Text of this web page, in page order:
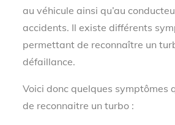
au véhicule ainsi qu’au
accidents. Il existe différents
permettant de reconnaître un
défaillance.
Voici donc quelques symptômes
de reconnaitre un turbo :